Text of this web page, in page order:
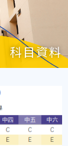
科目資料